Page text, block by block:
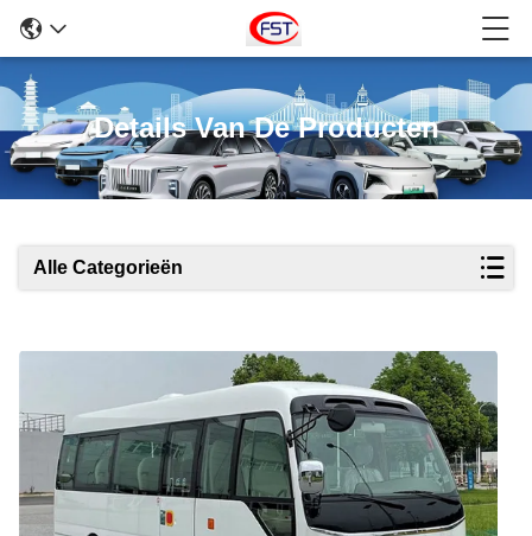
Details Van De Producten
Alle Categorieën